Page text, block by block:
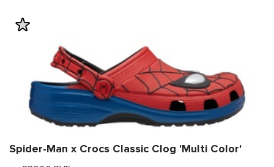
Spider-Man x Crocs Classic Clog 'Multi Color'